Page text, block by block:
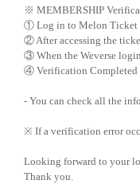
※ MEMBERSHIP
① Log in to Melon Ticket
②After accessing the
③ When the Weverse
④ Verification Completed
- You can check all the
※ If a verification error
Looking forward to your
Thank you.